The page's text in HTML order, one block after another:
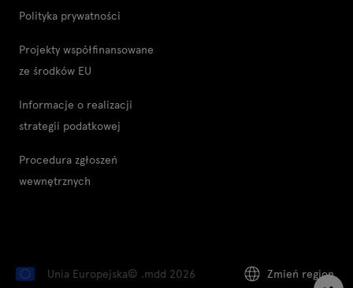
Polityka prywatności
Projekty współfinansowane
ze środków EU
Informacje o realizacji
strategii podatkowej
Procedura zgłoszeń
wewnętrznych
Unia Europejska© .mdd 2026 Zmień region